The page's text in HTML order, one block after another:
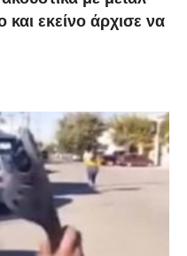
εκείνο άρχισε να